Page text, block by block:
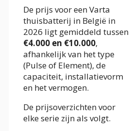
De prijs voor een Varta
thuisbatterij in België in
2026 ligt gemiddeld tussen
€4.000 en €10.000,
afhankelijk van het type
(Pulse of Element), de
capaciteit, installatievorm
en het vermogen.
De prijsoverzichten voor
elke serie zijn als volgt.